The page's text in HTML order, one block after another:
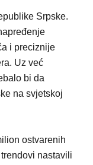
Srpske.
i preciznije
Uz već
bi da
na svjetskoj
ostvarenih
nastavili